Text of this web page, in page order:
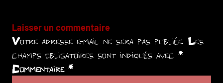
Laisser un commentaire
Votre adresse e-mail ne sera pas publiée. Les
champs obligatoires sont indiqués avec *
Commentaire *